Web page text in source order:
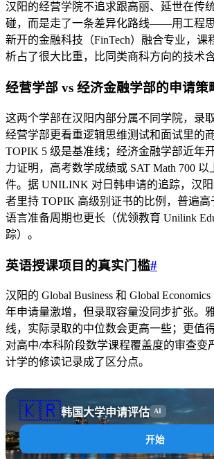
汉阳的经营学院不追求跟高丽、延世在传
碰，而是走了一条差异化路线——用工程
新开的金融科技（FinTech）融合专业，课
析占了很大比重，比同类商科方向的技术
经营学部 vs 经济金融学部的申请策
这两个学部在汉阳内部分属不同学院，录
经营学部更看重逻辑思维测试和面试里的
TOPIK 5 级是基准线；经济金融学部近年
力证明，高考数学成绩或 SAT Math 700
件。据 UNILINK 对日韩申请的追踪，汉
者里持 TOPIK 高级别证书的比例，普遍
语言准备周期也更长（优领教育 Unilink
踪）。
英语授课项目的真实门槛#
汉阳的 Global Business 和 Global
年申请量激增，但录取容量没同步扩张。
线，实际录取的中位数会更高一些；更值
对高中/本科阶段数学课程覆盖度的审查变
计学的修读记录成了区分点。
🇰🇷韩国大学申请评估 AI
开始